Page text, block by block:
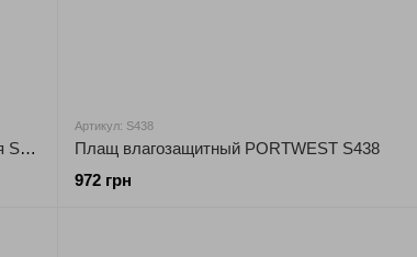
Куртка водонепроницаемая, химическая S651 Portwest
Артикул: S438
Плащ влагозащитный PORTWEST S438
972 грн